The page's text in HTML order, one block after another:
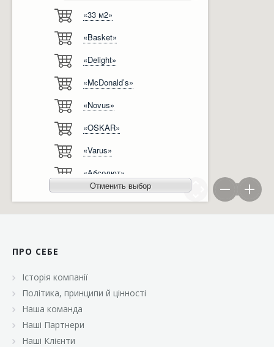
Ліцензії, сертифікати, дипломи
Автоматизація
Модернізація
«33 м2»
«Basket»
«Delight»
«McDonald’s»
«Novus»
«OSKAR»
«Varus»
«Абсолют»
«Агро-Овен»
«Велмарт»
Отменить выбор
ПРО СЕБЕ
Історія компанії
Політика, принципи й цінності
Наша команда
Наші Партнери
Наші Клієнти